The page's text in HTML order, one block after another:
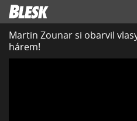
Martin Zounar si obarvil
hárem!